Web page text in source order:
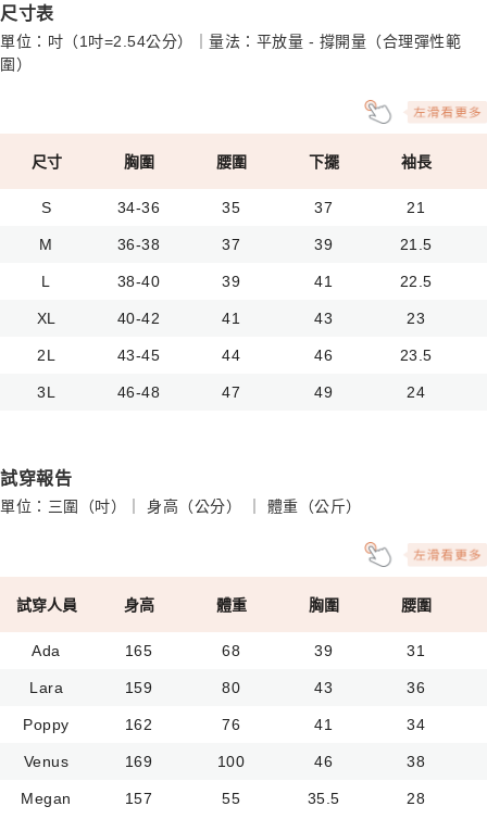
尺寸表
單位：吋（1吋=2.54公分）｜量法：平放量 - 撐開量（合理彈性範
圍）
尺寸 胸圍 腰圍 下擺 袖長
S 34-36 35 37 21
M 36-38 37 39 21.5
L 38-40 39 41 22.5
XL 40-42 41 43 23
2L 43-45 44 46 23.5
3L 46-48 47 49 24
試穿報告
單位：三圍（吋）｜ 身高（公分） ｜ 體重（公斤）
試穿人員 身高 體重 胸圍 腰圍
Ada 165 68 39 31
Lara 159 80 43 36
Poppy 162 76 41 34
Venus 169 100 46 38
Megan 157 55 35.5 28